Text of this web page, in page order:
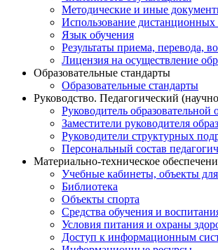
Методические и иные
Использование дистанционных
Язык обучения
Результаты приема, перевода,
Лицензия на осуществление
Образовательные стандарты
Образовательные стандарты
Руководство. Педагогический
Руководитель образовательной
Заместители руководителя
Руководители структурных
Персональный состав
Материально-техническое
Учебные кабинеты, объекты
Библиотека
Объекты спорта
Средства обучения и
Условия питания и охраны
Доступ к информационным